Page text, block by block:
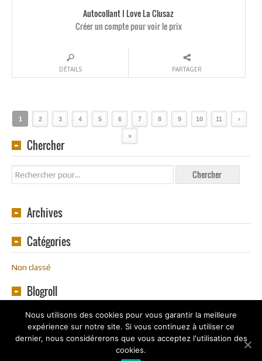
Autocollant I Love La Clusaz
Créer un compte pour voir le prix
DÉTAILS PARTAGER
1 2 3 4 5 6 7 8 9 10 11 ›
»
Chercher
Archives
Catégories
Non classé
Blogroll
2016 - 2020
Nous utilisons des cookies pour vous garantir la meilleure
expérience sur notre site. Si vous continuez à utiliser ce
dernier, nous considérerons que vous acceptez l'utilisation des
cookies.